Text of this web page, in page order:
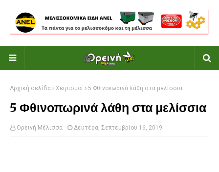
Αρχική σελίδα Χειρισμοί 5 Φθινοπωρινά λάθη στα μελίσσια
5 Φθινοπωρινά λάθη στα μελίσσια
Ορεινή Μέλισσα Δευτέρα, Σεπτεμβρίου 16, 2019